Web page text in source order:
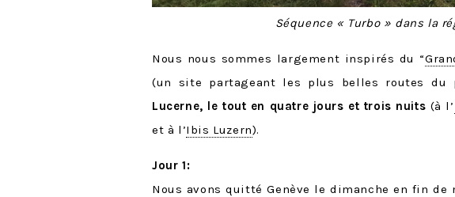
Séquence « Turbo » dans la
Nous nous sommes largement inspirés du “
(un site partageant les plus belles routes du
Lucerne, le tout en quatre jours et trois nuits (à l’
et à l’Ibis Luzern).
Jour 1:
Nous avons quitté Genève le dimanche en fin de